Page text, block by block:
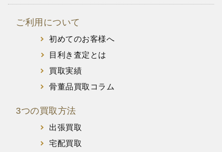
ご利用について
初めてのお客様へ
目利き査定とは
買取実績
骨董品買取コラム
3つの買取方法
出張買取
宅配買取